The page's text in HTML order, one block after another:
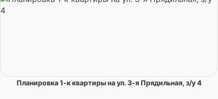
Планировка 1-к квартиры на ул. 3-я Прядильная, з/у 4